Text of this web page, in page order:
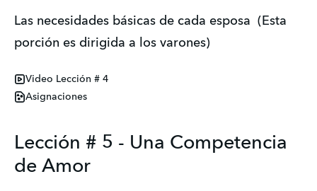
Las necesidades básicas de cada esposa (Esta
porción es dirigida a los varones)
Video Lección # 4
Asignaciones
Lección # 5 - Una Competencia
de Amor